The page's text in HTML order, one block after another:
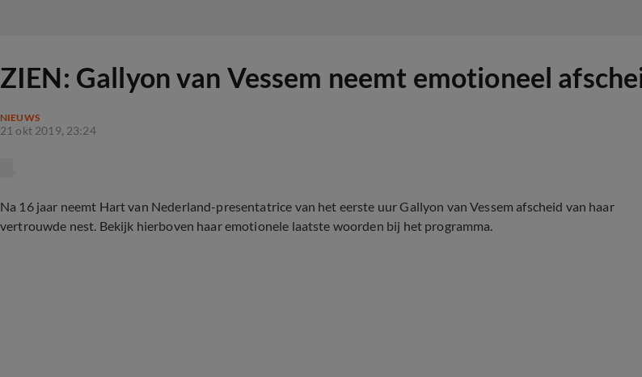
ZIEN: Gallyon van Vessem neemt emotioneel
NIEUWS
21 okt 2019, 23:24
Na 16 jaar neemt Hart van Nederland-presentatrice van het eerste uur Gallyon van Vessem afscheid van haar
vertrouwde nest. Bekijk hierboven haar emotionele laatste woorden bij het programma.